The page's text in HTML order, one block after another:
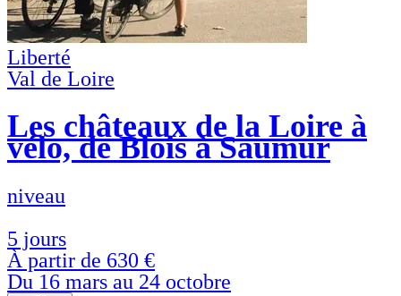
Liberté
Val de Loire
Les châteaux de la Loire à
vélo, de Blois à Saumur
niveau
5 jours
À partir de 630 €
Du 16 mars au 24 octobre